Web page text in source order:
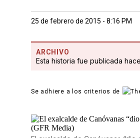
25 de febrero de 2015 - 8:16 PM
ARCHIVO
Esta historia fue publicada
Se adhiere a los criterios de